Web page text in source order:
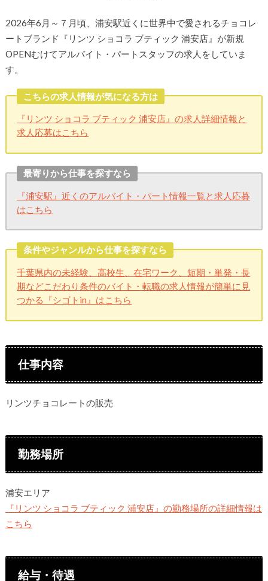
2026年6月～７月頃、浦安駅近くに世界中で愛されるチョコレ
ートブランド『リンツ ショコラ ブティック 浦安店』が新規
OPENむけてアルバイト・パートスタッフの求人をしていま
す。
こちらの求人情報が気になる方は
『リンツ ショコラ ブティック 浦安店』の求人詳細情報と
求人応募はこちら
最寄りから仕事を探すなら
『浦安駅』近くのアルバイト・パート情報一覧と求人応募
はこちら
条件やジャンルから仕事を探すなら
千葉県内の未経験、高校生、在宅ワーク、短期・単発・長
期などこだわり条件のバイト・転職の求人情報が簡単に見
つかる『シゴトin』はこちら
仕事内容
リンツチョコレートの販売
勤務場所
浦安エリア
『リンツ ショコラ ブティック 浦安店』の勤務場所の詳細情報は
こちら
給与・待遇